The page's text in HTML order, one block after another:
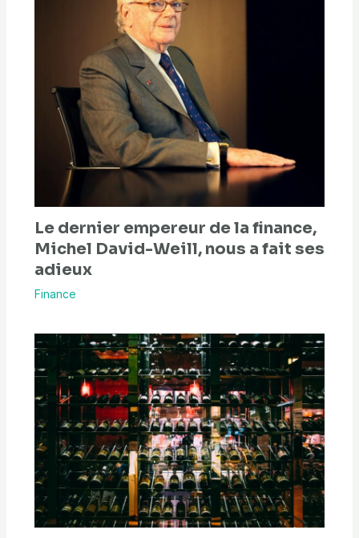
Le dernier empereur de la finance,
Michel David-Weill, nous a fait ses
adieux
Finance